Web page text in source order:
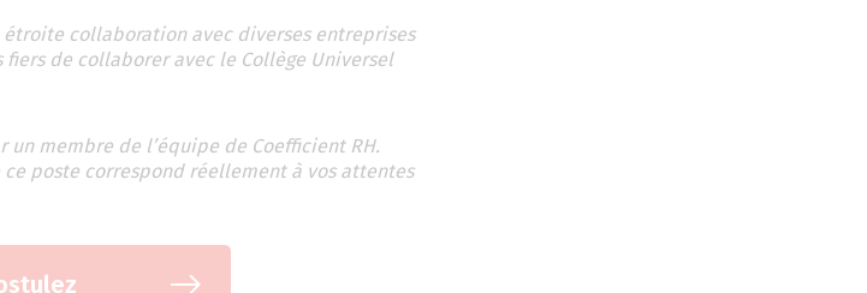
collaboration avec diverses entreprises
fiers de collaborer avec le Collège Universel
membre de l’équipe de Coefficient RH.
poste correspond réellement à vos attentes